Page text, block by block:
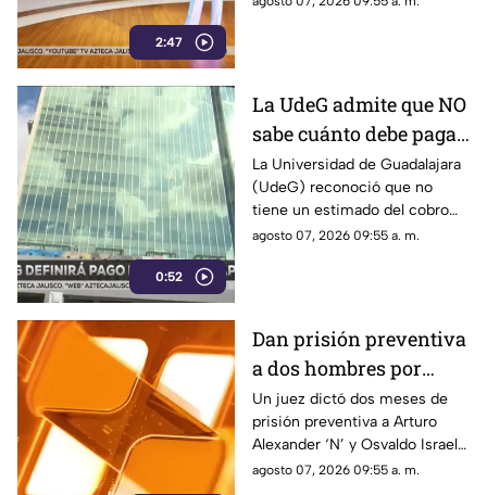
2:47
0:52
La UdeG admite que NO
sabe cuánto debe pagar
al SIAPA por sus
inmuebles
La Universidad de Guadalajara
(UdeG) reconoció que no
tiene un estimado del cobro
de agua en sus inmuebles
agosto 07, 2026 09:55 a. m.
Dan prisión preventiva
a dos hombres por
brutal caso de crueldad
animal de la perrita
'Vaquita'
Un juez dictó dos meses de
prisión preventiva a Arturo
Alexander ‘N’ y Osvaldo Israel
‘N’ por la agresión a la perrita
agosto 07, 2026 09:55 a. m.